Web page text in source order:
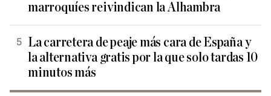
marroquíes reivindican la Alhambra
La carretera de peaje más cara de España y
la alternativa gratis por la que solo tardas 10
minutos más